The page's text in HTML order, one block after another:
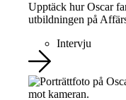
Upptäck hur Oscar
utbildningen på
Intervju